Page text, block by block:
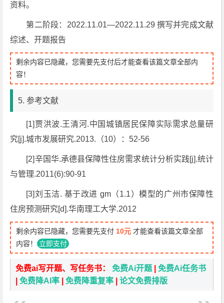
资料。
第二阶段：2022.11.01—2022.11.29 撰写并完成文献
综述、开题报告
剩余内容已隐藏，您需要先支付后才能查看该篇文章全部内
容！
5. 参考文献
[1]贾洪波.王清河.中国城镇居民保障实际需求总量研
究[j].城市发展研究.2013.（10）：52-56
[2]辛国华.承德县保障性住房需求统计分析实践[j].统计
与管理.2011(6):90-91
[3]刘玉洁. 基于改进 gm（1.1）模型的广州市保障性
住房预测研究[d].华南理工大学.2012
剩余内容已隐藏，您需要先支付 10元 才能查看该篇文章全部
内容！ 立即支付
免费ai写开题、写任务书：免费Ai开题 |免费Ai任务书
|免费降AI率 |免费降重复率 |论文免费排版